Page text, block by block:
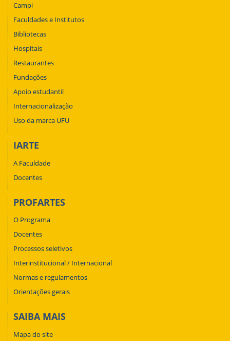
Campi
Faculdades e Institutos
Bibliotecas
Hospitais
Restaurantes
Fundações
Apoio estudantil
Internacionalização
Uso da marca UFU
IARTE
A Faculdade
Docentes
PROFARTES
O Programa
Docentes
Processos seletivos
Interinstitucional / Internacional
Normas e regulamentos
Orientações gerais
SAIBA MAIS
Mapa do site